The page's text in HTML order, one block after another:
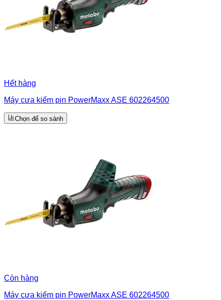
Hết hàng
Máy cưa kiếm pin PowerMaxx ASE 602264500
Chọn để so sánh
Còn hàng
Máy cưa kiếm pin PowerMaxx ASE 602264500